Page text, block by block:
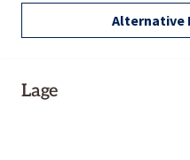
Alternative
Lage